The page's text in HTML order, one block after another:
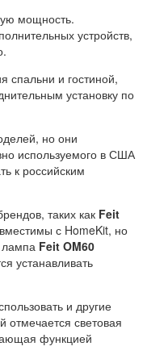
мощность.
устройств,
и гостиной,
установку по
но они
используемого в США
к российским
таких как Feit
с HomeKit, но
лампа Feit OM60
устанавливать
и другие
отмечается световая
функцией